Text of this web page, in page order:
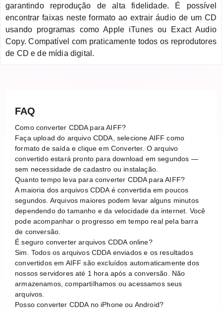
garantindo reprodução de alta fidelidade. É possível
encontrar faixas neste formato ao extrair áudio de um CD
usando programas como Apple iTunes ou Exact Audio
Copy. Compatível com praticamente todos os reprodutores
de CD e de mídia digital.
FAQ
Como converter CDDA para AIFF?
Faça upload do arquivo CDDA, selecione AIFF como
formato de saída e clique em Converter. O arquivo
convertido estará pronto para download em segundos —
sem necessidade de cadastro ou instalação.
Quanto tempo leva para converter CDDA para AIFF?
A maioria dos arquivos CDDA é convertida em poucos
segundos. Arquivos maiores podem levar alguns minutos
dependendo do tamanho e da velocidade da internet. Você
pode acompanhar o progresso em tempo real pela barra
de conversão.
É seguro converter arquivos CDDA online?
Sim. Todos os arquivos CDDA enviados e os resultados
convertidos em AIFF são excluídos automaticamente dos
nossos servidores até 1 hora após a conversão. Não
armazenamos, compartilhamos ou acessamos seus
arquivos.
Posso converter CDDA no iPhone ou Android?